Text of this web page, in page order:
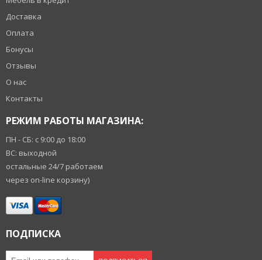
Доставка
Оплата
Бонусы
Отзывы
О нас
Контакты
РЕЖИМ РАБОТЫ МАГАЗИНА:
ПН - СБ: с 9:00 до 18:00
ВС: выходной
остальные 24/7 работаем
через on-line корзину)
ПОДПИСКА